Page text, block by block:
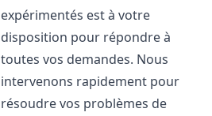
expérimentés est à votre
disposition pour répondre à
toutes vos demandes. Nous
intervenons rapidement pour
résoudre vos problèmes de